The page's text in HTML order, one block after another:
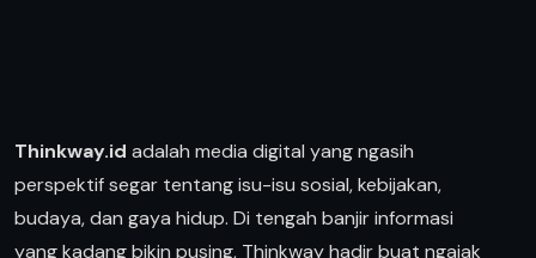
Thinkway.id adalah media digital yang ngasih
perspektif segar tentang isu-isu sosial, kebijakan,
budaya, dan gaya hidup. Di tengah banjir informasi
yang kadang bikin pusing, Thinkway hadir buat ngajak